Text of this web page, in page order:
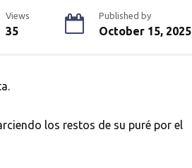
Views
35
Published by
October 15, 2025
los restos de su puré por el